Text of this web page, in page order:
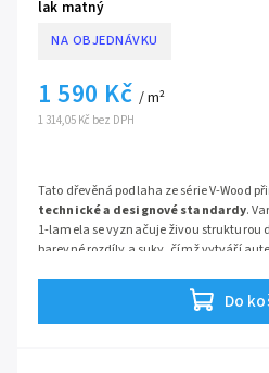
lak matný
NA OBJEDNÁVKU
1 314,05 Kč bez DPH
1 590 Kč / m²
Do
Tato dřevěná podlaha ze série V-Wood
technické a designové standardy.
1-lamela se vyznačuje živou strukturou
barevné rozdíly a suky, čímž vytváří
s velkorysými rozměry lamel 18x220
a dodávají mu punc luxusu.